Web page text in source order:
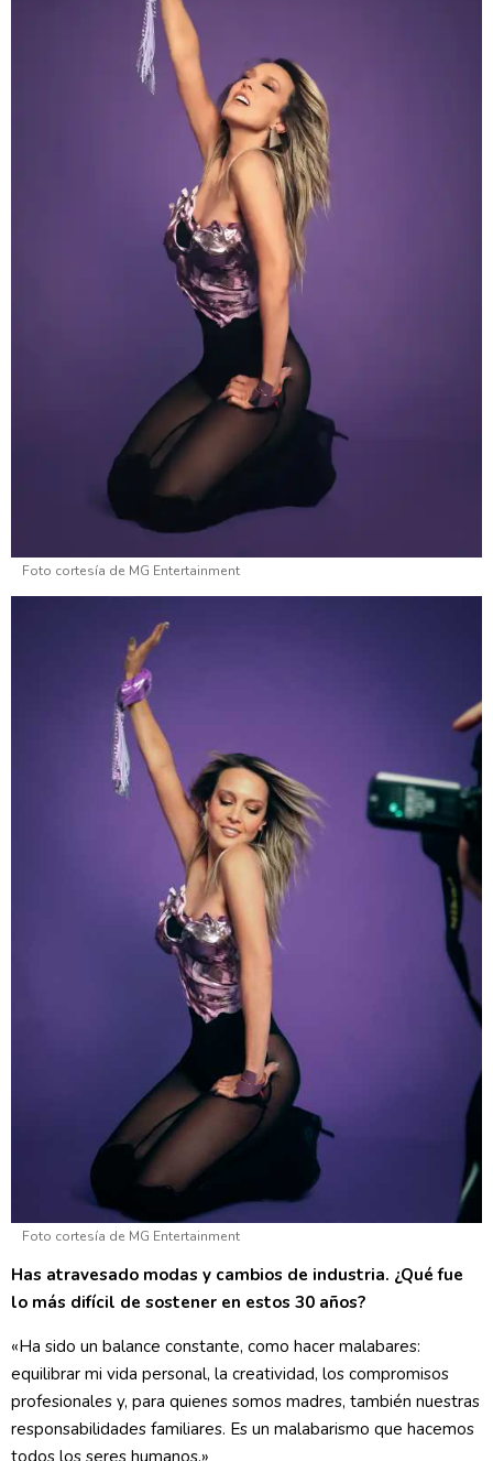
Foto cortesía de MG Entertainment
Foto cortesía de MG Entertainment
Has atravesado modas y cambios de industria. ¿Qué fue
lo más difícil de sostener en estos 30 años?
«Ha sido un balance constante, como hacer malabares:
equilibrar mi vida personal, la creatividad, los compromisos
profesionales y, para quienes somos madres, también nuestras
responsabilidades familiares. Es un malabarismo que hacemos